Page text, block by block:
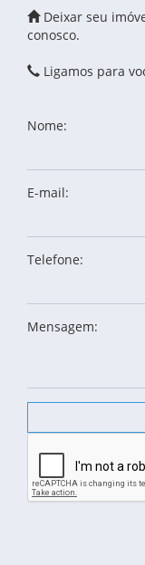
Deixar seu
conosco.
Ligamos para
Nome:
E-mail:
Telefone:
Mensagem: